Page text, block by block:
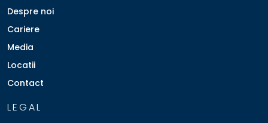
Despre noi
Cariere
Media
Locatii
Contact
LEGAL